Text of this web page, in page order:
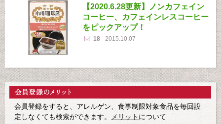
【2020.6.28更新】ノンカフェイン
コーヒー、カフェインレスコーヒー
をピックアップ！
18 2015.10.07
会員登録をすると、アレルゲン、食事制限対象食品を毎回設
定しなくても検索ができます。
メリット について